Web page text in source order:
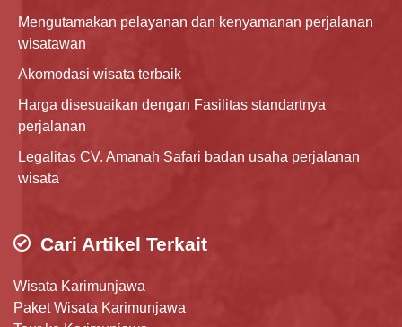
Mengutamakan pelayanan dan kenyamanan perjalanan
wisatawan
Akomodasi wisata terbaik
Harga disesuaikan dengan Fasilitas standartnya
perjalanan
Legalitas CV. Amanah Safari badan usaha perjalanan
wisata
Cari Artikel Terkait
Wisata Karimunjawa
Paket Wisata Karimunjawa